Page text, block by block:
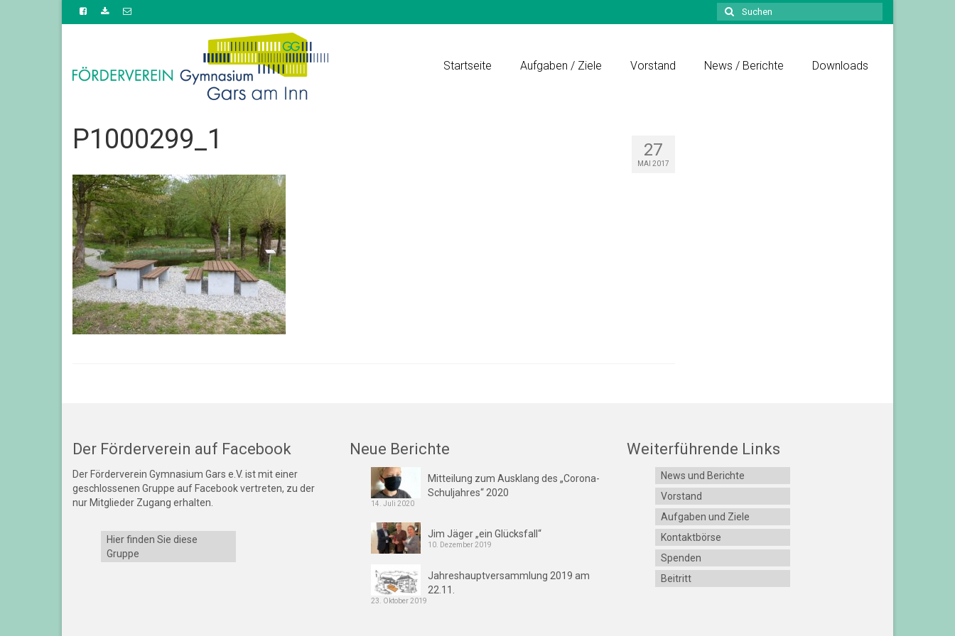
Suchen
nach:
Startseite Aufgaben / Ziele Vorstand News / Berichte Downloads
27
MAI 2017
P1000299_1
Der Förderverein auf Facebook
Der Förderverein Gymnasium Gars e.V. ist mit einer
geschlossenen Gruppe auf Facebook vertreten, zu der
nur Mitglieder Zugang erhalten.
Hier finden Sie diese
Gruppe
Neue Berichte
Mitteilung zum Ausklang des „Corona-
Schuljahres“ 2020
14. Juli 2020
Jim Jäger „ein Glücksfall“
10. Dezember 2019
Jahreshauptversammlung 2019 am
22.11.
23. Oktober 2019
Weiterführende Links
News und Berichte
Vorstand
Aufgaben und Ziele
Kontaktbörse
Spenden
Beitritt